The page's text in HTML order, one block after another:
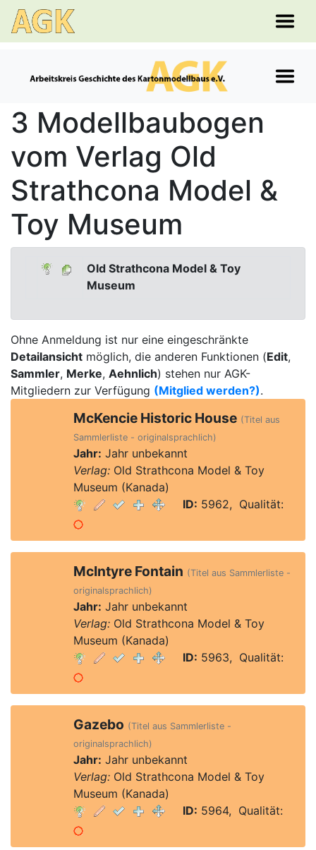
3 Modellbaubogen
vom Verlag Old
Strathcona Model &
Toy Museum
Old Strathcona Model & Toy
Museum
Ohne Anmeldung ist nur eine eingeschränkte
Detailansicht möglich, die anderen Funktionen (Edit,
Sammler, Merke, Aehnlich) stehen nur AGK-
Mitgliedern zur Verfügung (Mitglied werden?).
McKencie Historic House (Titel aus
Sammlerliste - originalsprachlich)
Jahr: Jahr unbekannt
Verlag:Old Strathcona Model & Toy
Museum (Kanada)
ID: 5962, Qualität:
McIntyre Fontain (Titel aus Sammlerliste -
originalsprachlich)
Jahr: Jahr unbekannt
Verlag:Old Strathcona Model & Toy
Museum (Kanada)
ID: 5963, Qualität:
Gazebo (Titel aus Sammlerliste -
originalsprachlich)
Jahr: Jahr unbekannt
Verlag:Old Strathcona Model & Toy
Museum (Kanada)
ID: 5964, Qualität: